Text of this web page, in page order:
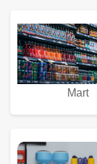
Mart